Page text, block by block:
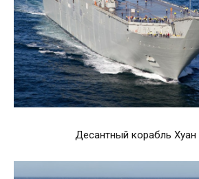
Десантный корабль Хуан